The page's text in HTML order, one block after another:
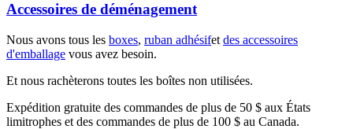
Accessoires de déménagement
Nous avons tous les boxes, ruban adhésifet des accessoires
d'emballage vous avez besoin.
Et nous rachèterons toutes les boîtes non utilisées.
Expédition gratuite des commandes de plus de 50 $ aux États
limitrophes et des commandes de plus de 100 $ au Canada.